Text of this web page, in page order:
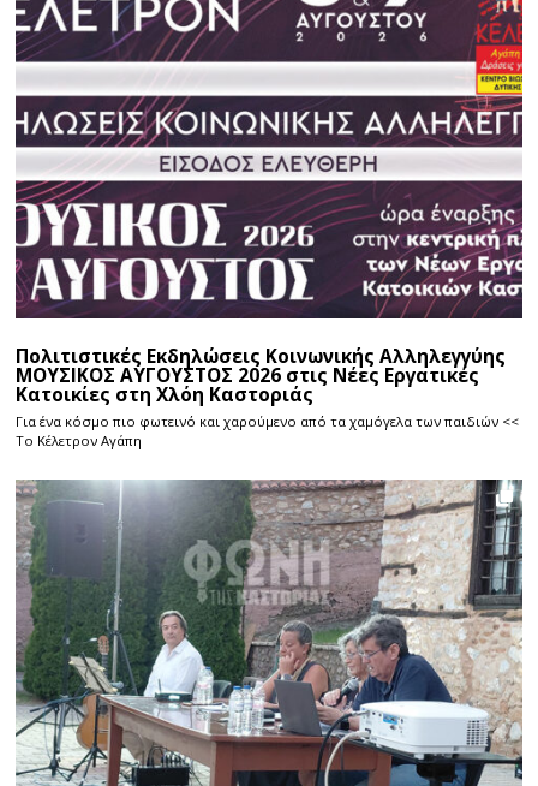
Πολιτιστικές Εκδηλώσεις Κοινωνικής Αλληλεγγύης
ΜΟΥΣΙΚΟΣ ΑΥΓΟΥΣΤΟΣ 2026 στις Νέες Εργατικές
Κατοικίες στη Χλόη Καστοριάς
Για ένα κόσμο πιο φωτεινό και χαρούμενο από τα χαμόγελα των παιδιών <<
Το Κέλετρον Αγάπη